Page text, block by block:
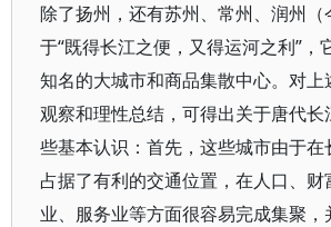
除了扬州，还有苏州、常州、润州（
于“既得长江之便，又得运河之利”，
知名的大城市和商品集散中心。对上
观察和理性总结，可得出关于唐代长
些基本认识：首先，这些城市由于
占据了有利的交通位置，在人口、
业、服务业等方面很容易完成集聚